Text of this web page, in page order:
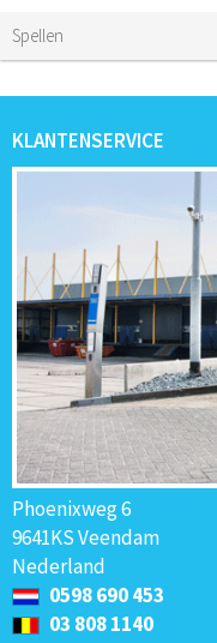
Spellen
KLANTENSERVICE
Phoenixweg 6
9641KS Veendam
Nederland
0598 690 453
03 808 1140